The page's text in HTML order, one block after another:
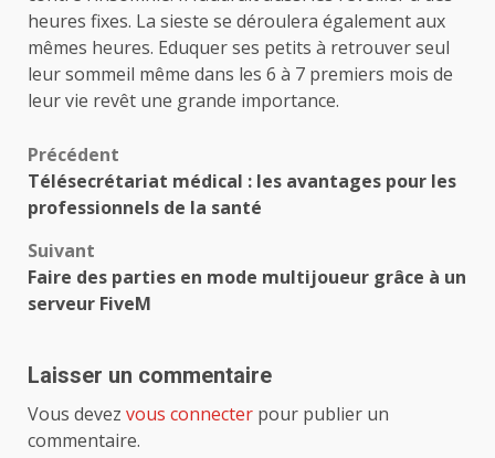
heures fixes. La sieste se déroulera également aux
mêmes heures. Eduquer ses petits à retrouver seul
leur sommeil même dans les 6 à 7 premiers mois de
leur vie revêt une grande importance.
Navigation
d’article
Précédent
Télésecrétariat médical : les avantages pour les
professionnels de la santé
Suivant
Faire des parties en mode multijoueur grâce à un
serveur FiveM
Laisser un commentaire
Vous devez vous connecter pour publier un
commentaire.